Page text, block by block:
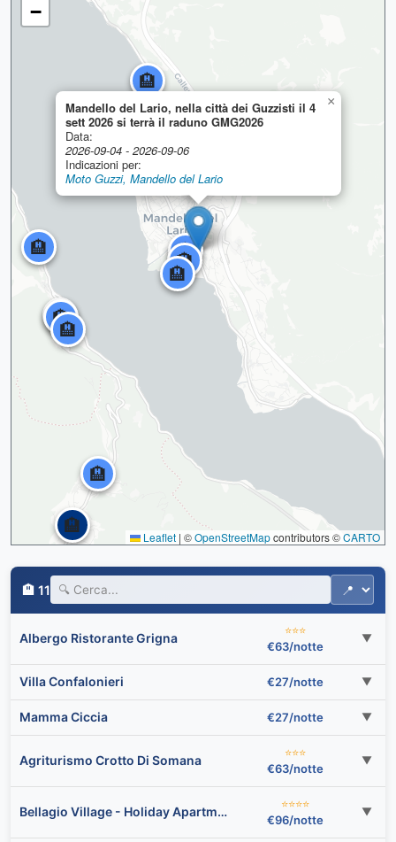
🏨
🏨
🏨
🏨
🏨
🏨
🏨
🏨
🏨
🏨
Mandello del Lario, nella città dei Guzzisti il 4
sett 2026 si terrà il raduno GMG2026
Data:
2026-09-04 - 2026-09-06
Indicazioni per:
Moto Guzzi, Mandello del Lario
×
−
Leaflet | ©OpenStreetMapcontributors ©CARTO
🏨 11
Albergo Ristorante Grigna
⭐⭐⭐
€63/notte
▼
Villa Confalonieri €27/notte ▼
Mamma Ciccia €27/notte ▼
Agriturismo Crotto Di Somana
⭐⭐⭐
€63/notte
▼
Bellagio Village - Holiday Apartments by the Lake - Seasonal Warm Pool and Sauna
⭐⭐⭐⭐
€96/notte
▼